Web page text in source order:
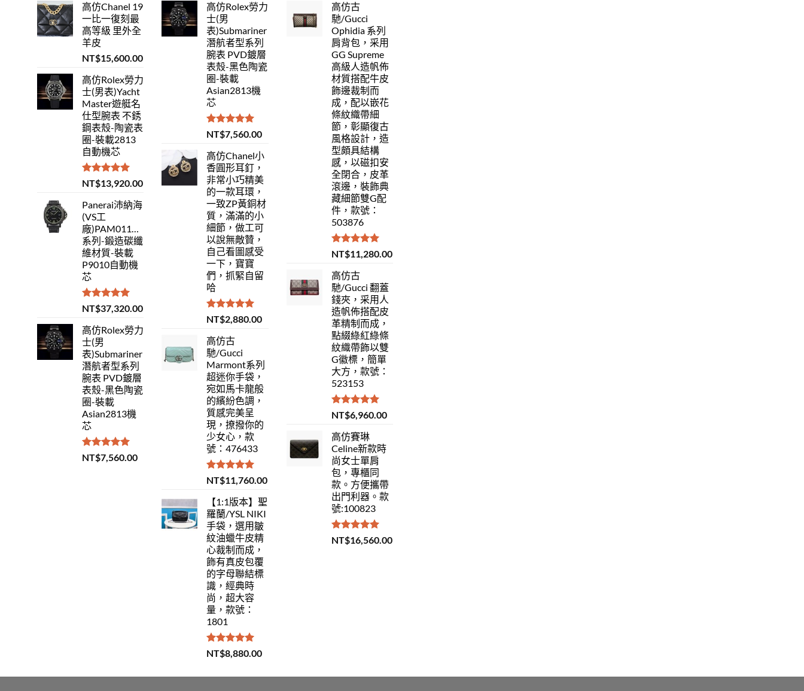
高仿Chanel 19
一比一復刻最
高等級 里外全
羊皮
NT$15,600.00
高仿Rolex勞力
士(男表)Yacht
Master遊艇名
仕型腕表 不銹
鋼表殼-陶瓷表
圈-裝載2813
自動機芯
評分5.00
滿分 5
NT$13,920.00
Panerai沛納海
(VS工
廠)PAM01118Luminor
系列-鍛造碳纖
維材質-裝載
P9010自動機
芯
評分5.00
滿分 5
NT$37,320.00
高仿Rolex勞力
士(男
表)Submariner
潛航者型系列
腕表 PVD鍍層
表殼-黑色陶瓷
圈-裝載
Asian2813機
芯
評分 5.00
滿分 5
NT$7,560.00
高仿Rolex勞力
士(男
表)Submariner
潛航者型系列
腕表 PVD鍍層
表殼-黑色陶瓷
圈-裝載
Asian2813機
芯
評分 5.00
滿分 5
NT$7,560.00
高仿Chanel小
香圓形耳釘，
非常小巧精美
的一款耳環，
一致ZP黃銅材
質，滿滿的小
細節，做工可
以說無敵贊，
自己看圖感受
一下，寶寶
們，抓緊自留
哈
評分 5.00
滿分 5
NT$2,880.00
高仿古
馳/Gucci
Marmont系列
超迷你手袋，
宛如馬卡龍般
的繽紛色調，
質感完美呈
現，撩撥你的
少女心，款
號：476433
評分5.00
滿分 5
NT$11,760.00
【1:1版本】聖
羅蘭/YSL NIKI
手袋，選用皺
紋油蠟牛皮精
心裁制而成，
飾有真皮包覆
的字母聯結標
識，經典時
尚，超大容
量，款號：
1801
評分 5.00
滿分 5
NT$8,880.00
高仿古
馳/Gucci
Ophidia 系列
肩背包，采用
GG Supreme
高級人造帆佈
材質搭配牛皮
飾邊裁制而
成，配以嵌花
條紋織帶細
節，彰顯復古
風格設計，造
型頗具結構
感，以磁扣安
全閉合，皮革
滾邊，裝飾典
藏細節雙G配
件，款號：
503876
評分5.00
滿分 5
NT$11,280.00
高仿古
馳/Gucci 翻蓋
錢夾，采用人
造帆佈搭配皮
革精制而成，
點綴綠紅綠條
紋織帶飾以雙
G徽標，簡單
大方，款號：
523153
評分5.00
滿分 5
NT$6,960.00
高仿賽琳
Celine新款時
尚女士單肩
包，專櫃同
款。方便攜帶
出門利器。款
號:100823
評分5.00
滿分 5
NT$16,560.00